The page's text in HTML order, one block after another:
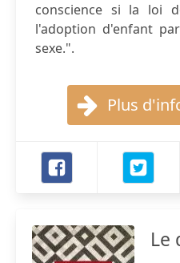
conscience si la loi
l'adoption d'enfant
sexe.".
Plus
Le